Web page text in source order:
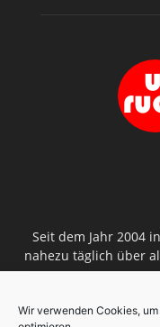
Wir verwenden Cookies,
Seit dem Jahr 2004
nahezu täglich über
Kontaktieren Sie